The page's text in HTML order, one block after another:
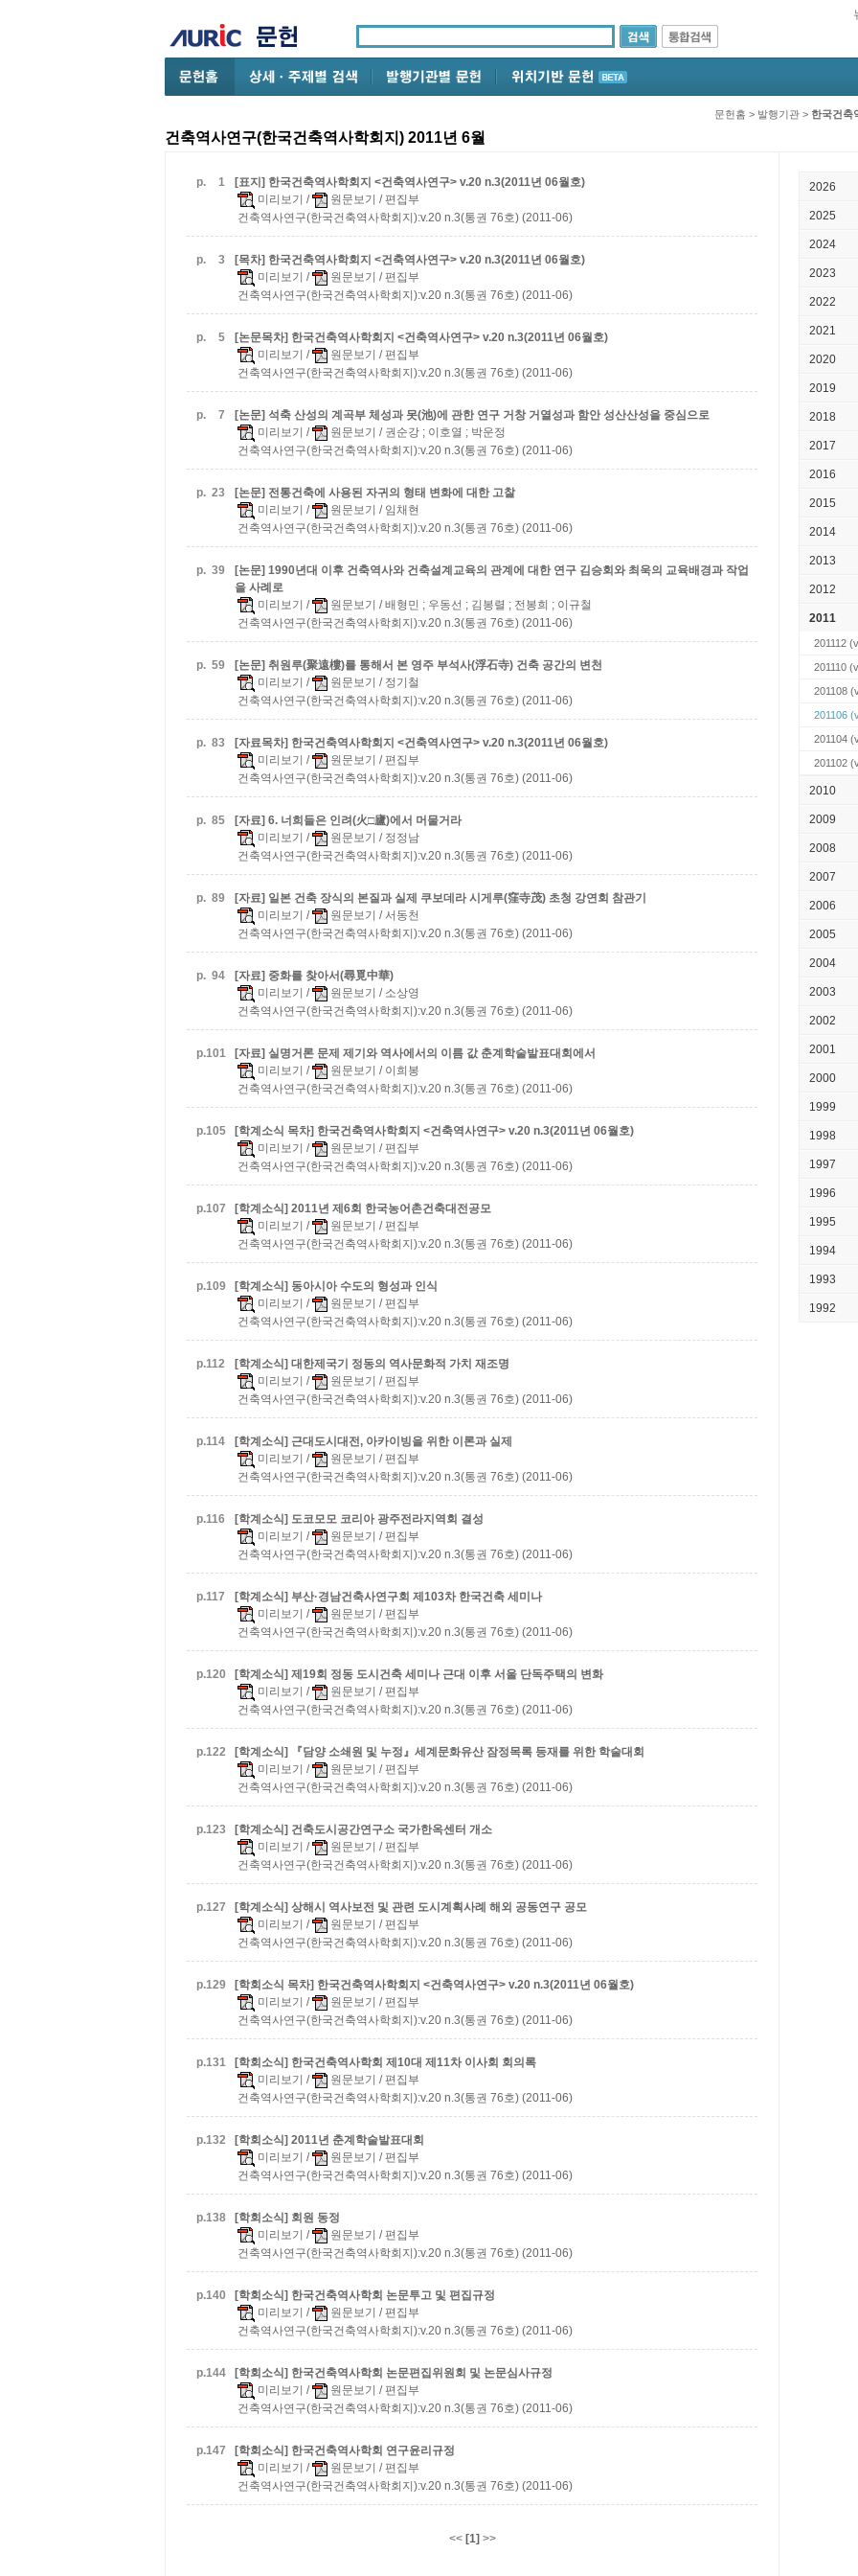
문헌홈 > 발행기관 > 한국건축
건축역사연구(한국건축역사학회지) 2011년 6월
p. 1
[표지] 한국건축역사학회지 <건축역사연구> v.20 n.3(2011년 06월호)
미리보기 / 원문보기 / 편집부
건축역사연구(한국건축역사학회지):v.20 n.3(통권 76호) (2011-06)
p. 3
[목차] 한국건축역사학회지 <건축역사연구> v.20 n.3(2011년 06월호)
미리보기 / 원문보기 / 편집부
건축역사연구(한국건축역사학회지):v.20 n.3(통권 76호) (2011-06)
p. 5
[논문목차] 한국건축역사학회지 <건축역사연구> v.20 n.3(2011년 06월호)
미리보기 / 원문보기 / 편집부
건축역사연구(한국건축역사학회지):v.20 n.3(통권 76호) (2011-06)
p. 7 [논문] 석축 산성의 계곡부 체성과 못(池)에 관한 연구 거창 거열성과 함안 성산산성을 중심으로
미리보기 / 원문보기 / 권순강 ; 이호열 ; 박운정
건축역사연구(한국건축역사학회지):v.20 n.3(통권 76호) (2011-06)
p. 23
[논문] 전통건축에 사용된 자귀의 형태 변화에 대한 고찰
미리보기 / 원문보기 / 임채현
건축역사연구(한국건축역사학회지):v.20 n.3(통권 76호) (2011-06)
p. 39 [논문] 1990년대 이후 건축역사와 건축설계교육의 관계에 대한 연구 김승회와 최욱의 교육배경과 작업
을 사례로
미리보기 / 원문보기 / 배형민 ; 우동선 ; 김봉렬 ; 전봉희 ; 이규철
건축역사연구(한국건축역사학회지):v.20 n.3(통권 76호) (2011-06)
p. 59
[논문] 취원루(聚遠樓)를 통해서 본 영주 부석사(浮石寺) 건축 공간의 변천
미리보기 / 원문보기 / 정기철
건축역사연구(한국건축역사학회지):v.20 n.3(통권 76호) (2011-06)
p. 83
[자료목차] 한국건축역사학회지 <건축역사연구> v.20 n.3(2011년 06월호)
미리보기 / 원문보기 / 편집부
건축역사연구(한국건축역사학회지):v.20 n.3(통권 76호) (2011-06)
p. 85
[자료] 6. 너희들은 인려(火□廬)에서 머물거라
미리보기 / 원문보기 / 정정남
건축역사연구(한국건축역사학회지):v.20 n.3(통권 76호) (2011-06)
p. 89 [자료] 일본 건축 장식의 본질과 실제 쿠보데라 시게루(窪寺茂) 초청 강연회 참관기
미리보기 / 원문보기 / 서동천
건축역사연구(한국건축역사학회지):v.20 n.3(통권 76호) (2011-06)
p. 94
[자료] 중화를 찾아서(尋覓中華)
미리보기 / 원문보기 / 소상영
건축역사연구(한국건축역사학회지):v.20 n.3(통권 76호) (2011-06)
p.101 [자료] 실명거론 문제 제기와 역사에서의 이름 값 춘계학술발표대회에서
미리보기 / 원문보기 / 이희봉
건축역사연구(한국건축역사학회지):v.20 n.3(통권 76호) (2011-06)
p.105
[학계소식 목차] 한국건축역사학회지 <건축역사연구> v.20 n.3(2011년 06월호)
미리보기 / 원문보기 / 편집부
건축역사연구(한국건축역사학회지):v.20 n.3(통권 76호) (2011-06)
p.107
[학계소식] 2011년 제6회 한국농어촌건축대전공모
미리보기 / 원문보기 / 편집부
건축역사연구(한국건축역사학회지):v.20 n.3(통권 76호) (2011-06)
p.109
[학계소식] 동아시아 수도의 형성과 인식
미리보기 / 원문보기 / 편집부
건축역사연구(한국건축역사학회지):v.20 n.3(통권 76호) (2011-06)
p.112
[학계소식] 대한제국기 정동의 역사문화적 가치 재조명
미리보기 / 원문보기 / 편집부
건축역사연구(한국건축역사학회지):v.20 n.3(통권 76호) (2011-06)
p.114
[학계소식] 근대도시대전, 아카이빙을 위한 이론과 실제
미리보기 / 원문보기 / 편집부
건축역사연구(한국건축역사학회지):v.20 n.3(통권 76호) (2011-06)
p.116
[학계소식] 도코모모 코리아 광주전라지역회 결성
미리보기 / 원문보기 / 편집부
건축역사연구(한국건축역사학회지):v.20 n.3(통권 76호) (2011-06)
p.117
[학계소식] 부산·경남건축사연구회 제103차 한국건축 세미나
미리보기 / 원문보기 / 편집부
건축역사연구(한국건축역사학회지):v.20 n.3(통권 76호) (2011-06)
p.120 [학계소식] 제19회 정동 도시건축 세미나 근대 이후 서울 단독주택의 변화
미리보기 / 원문보기 / 편집부
건축역사연구(한국건축역사학회지):v.20 n.3(통권 76호) (2011-06)
p.122
[학계소식] 『담양 소쇄원 및 누정』세계문화유산 잠정목록 등재를 위한 학술대회
미리보기 / 원문보기 / 편집부
건축역사연구(한국건축역사학회지):v.20 n.3(통권 76호) (2011-06)
p.123
[학계소식] 건축도시공간연구소 국가한옥센터 개소
미리보기 / 원문보기 / 편집부
건축역사연구(한국건축역사학회지):v.20 n.3(통권 76호) (2011-06)
p.127
[학계소식] 상해시 역사보전 및 관련 도시계획사례 해외 공동연구 공모
미리보기 / 원문보기 / 편집부
건축역사연구(한국건축역사학회지):v.20 n.3(통권 76호) (2011-06)
p.129
[학회소식 목차] 한국건축역사학회지 <건축역사연구> v.20 n.3(2011년 06월호)
미리보기 / 원문보기 / 편집부
건축역사연구(한국건축역사학회지):v.20 n.3(통권 76호) (2011-06)
p.131
[학회소식] 한국건축역사학회 제10대 제11차 이사회 회의록
미리보기 / 원문보기 / 편집부
건축역사연구(한국건축역사학회지):v.20 n.3(통권 76호) (2011-06)
p.132
[학회소식] 2011년 춘계학술발표대회
미리보기 / 원문보기 / 편집부
건축역사연구(한국건축역사학회지):v.20 n.3(통권 76호) (2011-06)
p.138
[학회소식] 회원 동정
미리보기 / 원문보기 / 편집부
건축역사연구(한국건축역사학회지):v.20 n.3(통권 76호) (2011-06)
p.140
[학회소식] 한국건축역사학회 논문투고 및 편집규정
미리보기 / 원문보기 / 편집부
건축역사연구(한국건축역사학회지):v.20 n.3(통권 76호) (2011-06)
p.144
[학회소식] 한국건축역사학회 논문편집위원회 및 논문심사규정
미리보기 / 원문보기 / 편집부
건축역사연구(한국건축역사학회지):v.20 n.3(통권 76호) (2011-06)
p.147
[학회소식] 한국건축역사학회 연구윤리규정
미리보기 / 원문보기 / 편집부
건축역사연구(한국건축역사학회지):v.20 n.3(통권 76호) (2011-06)
<< [1] >>
2026
2025
2024
2023
2022
2021
2020
2019
2018
2017
2016
2015
2014
2013
2012
2011
201112
201110
201108
201106
201104
201102
2010
2009
2008
2007
2006
2005
2004
2003
2002
2001
2000
1999
1998
1997
1996
1995
1994
1993
1992